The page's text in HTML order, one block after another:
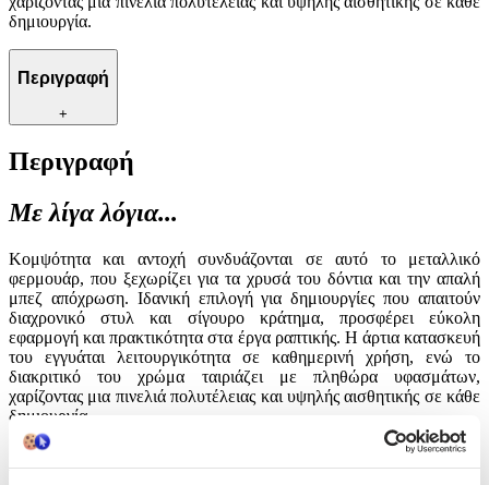
δημιουργία.
Περιγραφή
+
Περιγραφή
Με λίγα λόγια...
Κομψότητα και αντοχή συνδυάζονται σε αυτό το μεταλλικό
φερμουάρ, που ξεχωρίζει για τα χρυσά του δόντια και την απαλή
μπεζ απόχρωση. Ιδανική επιλογή για δημιουργίες που απαιτούν
διαχρονικό στυλ και σίγουρο κράτημα, προσφέρει εύκολη
εφαρμογή και πρακτικότητα στα έργα ραπτικής. Η άρτια κατασκευή
του εγγυάται λειτουργικότητα σε καθημερινή χρήση, ενώ το
διακριτικό του χρώμα ταιριάζει με πληθώρα υφασμάτων,
χαρίζοντας μια πινελιά πολυτέλειας και υψηλής αισθητικής σε κάθε
δημιουργία.
Χαρακτηριστικά